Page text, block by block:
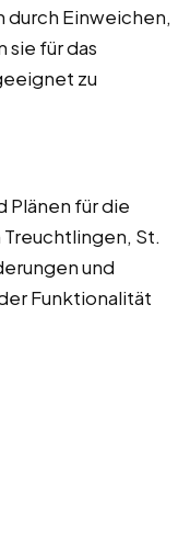
Einweichen,
sie für das
zu
Plänen für die
St.
und
Funktionalität